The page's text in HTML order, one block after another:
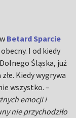
Betard Sparcie
I od kiedy
Śląska, już
Kiedy wygrywa
wszystko. –
emocji i
nie przychodziło